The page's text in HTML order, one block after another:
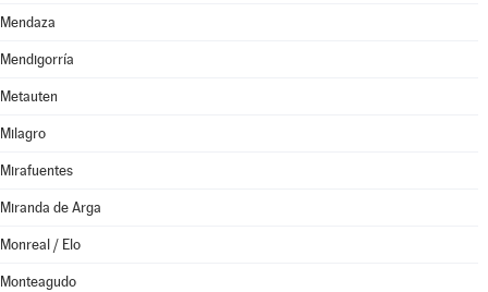
Mendaza
Mendigorría
Metauten
Milagro
Mirafuentes
Miranda de Arga
Monreal / Elo
Monteagudo